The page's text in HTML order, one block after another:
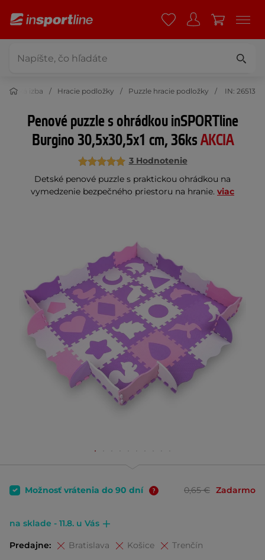
Detská izba Hracie podložky Puzzle hracie podložky IN: 26513
Penové puzzle s ohrádkou inSPORTline
Burgino 30,5x30,5x1 cm, 36ksAKCIA
3 Hodnotenie
Detské penové puzzle s praktickou ohrádkou na
vymedzenie bezpečného priestoru na hranie. viac
Možnosť vrátenia do 90 dní 0,65 € Zadarmo
na sklade - 11.8. u Vás
Predajne: Bratislava Košice Trenčín